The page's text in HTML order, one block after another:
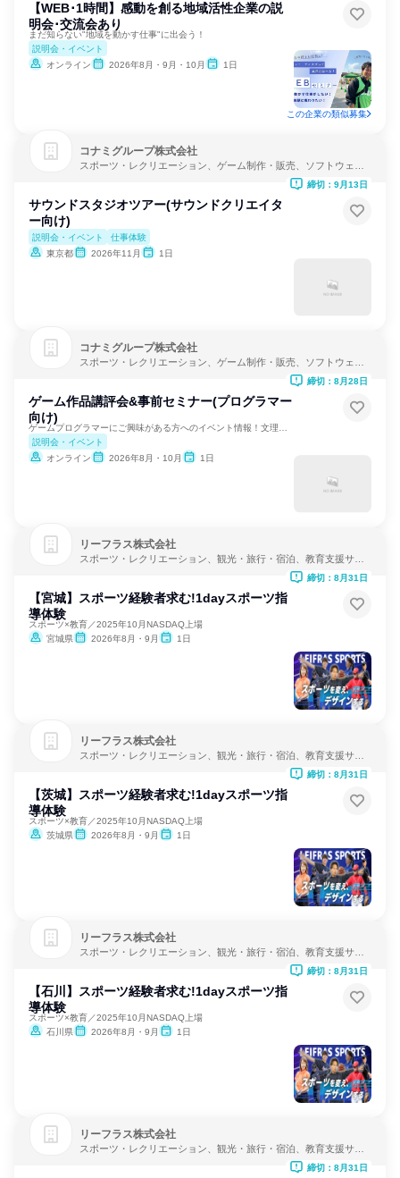
【WEB･1時間】感動を創る地域活性企業の説
明会･交流会あり
まだ知らない"地域を動かす仕事"に出会う！
説明会・イベント
オンライン
2026年8月・9月・10月 1日
この企業の類似募集
コナミグループ株式会社
スポーツ・レクリエーション、ゲーム制作・販売、ソフトウェア
サウンドスタジオツアー(サウンドクリエイタ
ー向け)
説明会・イベント
仕事体験
東京都
2026年11月 1日
締切：9月13日
コナミグループ株式会社
スポーツ・レクリエーション、ゲーム制作・販売、ソフトウェア
ゲーム作品講評会&事前セミナー(プログラマー
向け)
説明会・イベント
オンライン
2026年8月・10月 1日
締切：8月28日
リーフラス株式会社
スポーツ・レクリエーション、観光・旅行・宿泊、教育支援サー
【宮城】スポーツ経験者求む!1dayスポーツ指
導体験
スポーツ×教育／2025年10月NASDAQ上場
宮城県
2026年8月・9月 1日
締切：8月31日
リーフラス株式会社
スポーツ・レクリエーション、観光・旅行・宿泊、教育支援サー
【茨城】スポーツ経験者求む!1dayスポーツ指
導体験
スポーツ×教育／2025年10月NASDAQ上場
茨城県
2026年8月・9月 1日
締切：8月31日
リーフラス株式会社
スポーツ・レクリエーション、観光・旅行・宿泊、教育支援サー
【石川】スポーツ経験者求む!1dayスポーツ指
導体験
スポーツ×教育／2025年10月NASDAQ上場
石川県
2026年8月・9月 1日
締切：8月31日
リーフラス株式会社
スポーツ・レクリエーション、観光・旅行・宿泊、教育支援サー
締切：8月31日